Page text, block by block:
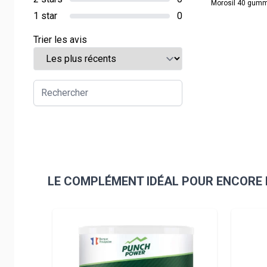
1 star
0
Trier les avis
Morosil 40
LE COMPLÉMENT IDÉAL POUR